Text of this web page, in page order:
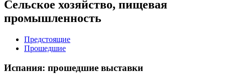
Сельское хозяйство, пищевая
промышленность
Предстоящие
Прошедшие
Испания: прошедшие выставки